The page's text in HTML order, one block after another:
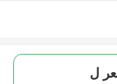
ل